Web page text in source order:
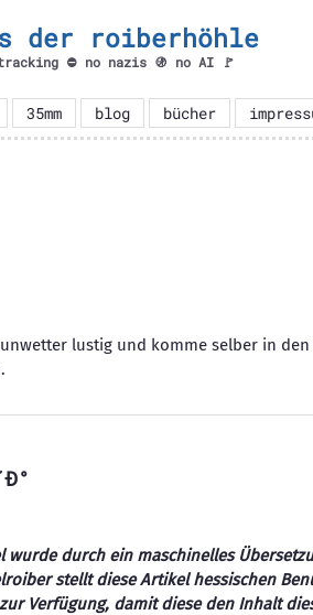
der roiberhöhle
⛔ no nazis 🚯 no AI 🚩
35mm blog bücher
lustig und komme selber in
wurde durch ein maschinelles
stellt diese Artikel hessischen
Verfügung, damit diese den Inhalt